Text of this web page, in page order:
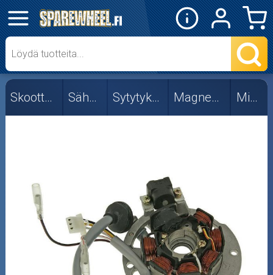
✕
Mopon osat
Skootterin osat
CPI/Keeway
Minarelli
Muut
Peugeot
Skootterin osat Sähköosat Sytytyksen osat Magneeton osat Minarelli